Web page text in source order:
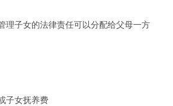
理子女的法律责任可以分配给父母一方
子女抚养费